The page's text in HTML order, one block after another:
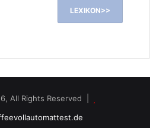
LEXIKON>>
All Rights Reserved |